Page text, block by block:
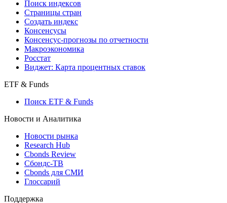
Поиск кредитов
Индексы
Поиск индексов
Страницы стран
Создать индекс
Консенсусы
Консенсус-прогнозы по отчетности
Макроэкономика
Виджет: Карта процентных ставок
ETF & Funds
Поиск ETF & Funds
Новости и Аналитика
Новости рынка
Research Hub
Cbonds Review
Сбондс-ТВ